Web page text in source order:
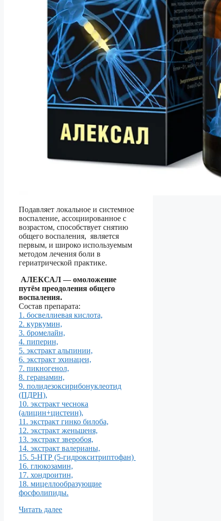
Подавляет локальное и системное
воспаление, ассоциированное с
возрастом, способствует снятию
общего воспаления, является
первым, и широко используемым
методом лечения боли в
гериатрической практике.
АЛЕКСАЛ— омоложение
путём преодоления общего
воспаления.
Состав препарата:
1. босвеллиевая кислота,
2. куркумин,
3. бромелайн,
4. пиперин,
5. экстракт альпинии,
6. экстракт эхинацеи,
7. пикногенол,
8. геранамин,
9. полидезоксирибонуклеотид
(ПДРН),
10. экстракт чеснока
(алицин+цистеин),
11. экстракт гинко билоба,
12. экстракт женьшеня,
13. экстракт зверобоя,
14. экстракт валерианы,
15. 5-НТР (5-гидрокситриптофан)
16. глюкозамин,
17. хондроитин,
18. мицеллообразующие
фосфолипиды.
Читать далее